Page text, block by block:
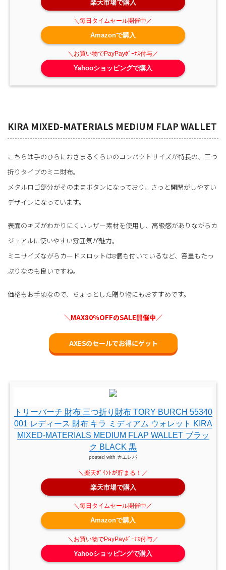
楽天市場で購入
Amazonで購入
Yahooショッピングで購入
KIRA MIXED-MATERIALS MEDIUM FLAP WALLET
こちらは手のひらにおさまるくらいのコンパクトサイズが特長の、三つ
折りタイプのミニ財布。
メタルロゴ部分がそのままボタンになっており、さっと開閉がしやすい
デザインになっています。
表面のキズがわかりにくいレザー素材を使用し、高級感がありながらカ
ジュアルに使いやすい雰囲気が魅力。
ミニサイズながらカードスロットは8個も付いているなど、容量もたっ
ぷりなのも良いですね。
価格もお手頃なので、ちょっとした贈り物にもおすすめです。
＼MAX80％OFFのSALE開催中／
AXESのセールでお得にゲット
トリーバーチ 財布 三つ折り財布 TORY BURCH 55340
001 レディース 財布 キラ ミディアム ウォレット KIRA
MIXED-MATERIALS MEDIUM FLAP WALLET ブラッ
ク BLACK 黒
posted with カエレバ
楽天市場で購入
Amazonで購入
Yahooショッピングで購入